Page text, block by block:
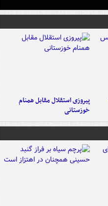
پیروزی استقلال مقابل همنام
خوزستانی